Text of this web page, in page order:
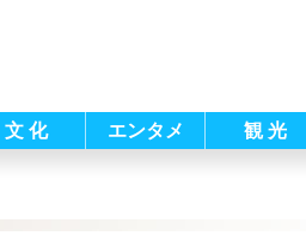
文 化 エンタメ 観 光